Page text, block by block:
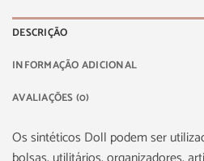
DESCRIÇÃO
INFORMAÇÃO ADICIONAL
AVALIAÇÕES (0)
Os sintéticos Doll podem ser